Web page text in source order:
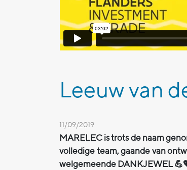
Leeuw van
11/09/2019
MARELEC is trots de naam
volledige team, gaande van
welgemeende DANKJEWEL